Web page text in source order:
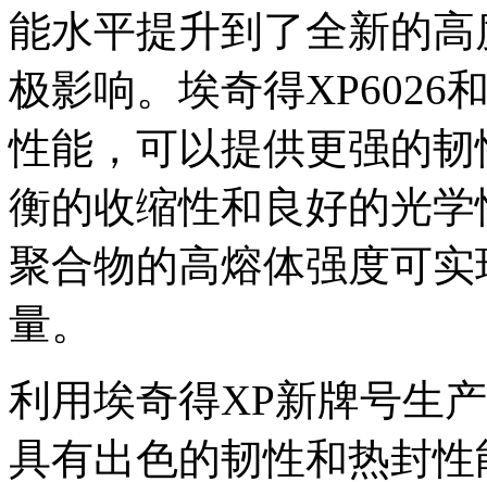
能水平提升到了全新的
极影响。埃奇得XP6026
性能，可以提供更强的
衡的收缩性和良好的光
聚合物的高熔体强度可
量。
利用埃奇得XP新牌号生
具有出色的韧性和热封